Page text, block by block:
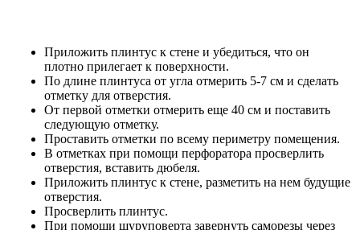
Приложить плинтус к стене и убедиться, что он
плотно прилегает к поверхности.
По длине плинтуса от угла отмерить 5-7 см и сделать
отметку для отверстия.
От первой отметки отмерить еще 40 см и поставить
следующую отметку.
Проставить отметки по всему периметру помещения.
В отметках при помощи перфоратора просверлить
отверстия, вставить дюбеля.
Приложить плинтус к стене, разметить на нем будущие
отверстия.
Просверлить плинтус.
При помощи шуруповерта завернуть саморезы через